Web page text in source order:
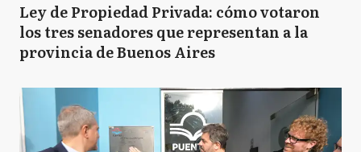
Ley de Propiedad Privada: cómo votaron
los tres senadores que representan a la
provincia de Buenos Aires